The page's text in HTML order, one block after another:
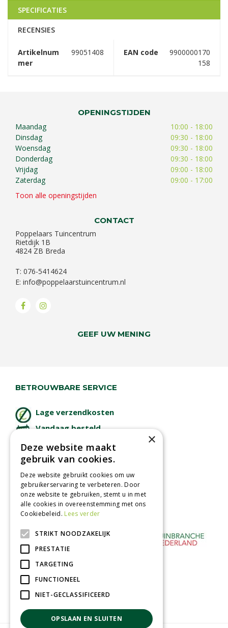
SPECIFICATIES
RECENSIES
Artikelnum
mer
99051408 EAN code
9900000170
158
OPENINGSTIJDEN
Maandag
10:00 - 18:00
Dinsdag
09:30 - 18:00
Woensdag
09:30 - 18:00
Donderdag
09:30 - 18:00
Vrijdag
09:00 - 18:00
Zaterdag
09:00 - 17:00
Toon alle openingstijden
CONTACT
Poppelaars Tuincentrum
Rietdijk 1B
4824 ZB Breda
T: 076-5414624
E: info@poppelaarstuincentrum.nl
GEEF UW MENING
BETROUWBARE SERVICE
Lage verzendkosten
Vandaag besteld
Afhalen in tuincentrum
Betaal veilig
met iDeal - Wero
×
Deze website maakt
gebruik van cookies.
Deze website gebruikt cookies om uw
gebruikerservaring te verbeteren. Door
onze website te gebruiken, stemt u in met
alle cookies in overeenstemming met ons
Cookiebeleid. Lees verder
STRIKT NOODZAKELIJK
PRESTATIE
TARGETING
FUNCTIONEEL
NIET-GECLASSIFICEERD
OPSLAAN EN SLUITEN